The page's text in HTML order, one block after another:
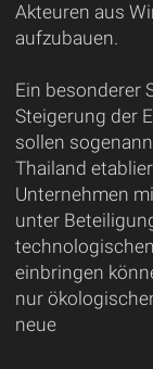
Akteuren aus
aufzubauen.
Ein besonderer
Steigerung der
sollen
Thailand
Unternehmen
unter
einbringen
nur
neue